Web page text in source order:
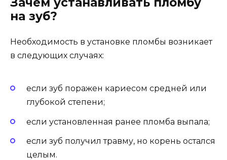
на зуб?
Необходимость в установке пломбы возникает
в следующих случаях:
если зуб поражен кариесом средней или
глубокой степени;
если установленная ранее пломба выпала;
если зуб получил травму, но корень остался
целым.